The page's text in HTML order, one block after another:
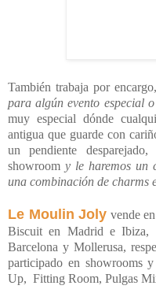
También trabaja por encargo,
para algún evento especial o
muy especial dónde
antigua que guarde con
un pendiente
showroomy le haremos un
una combinación de charms
Le Moulin Joly vende
Biscuit en Madrid e Ibiza,
Barcelona y Mollerusa,
participado en showrooms
Up, Fitting Room, Pulgas